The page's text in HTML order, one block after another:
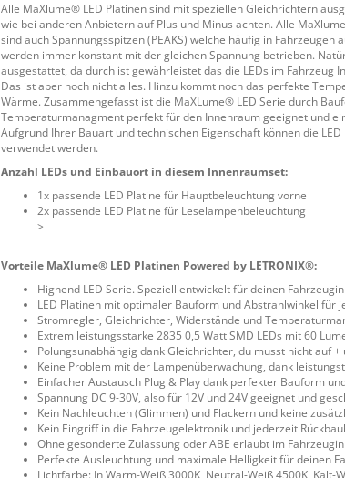
Alle MaXlume® LED Platinen sind mit speziellen Gleichrichtern
wie bei anderen Anbietern auf Plus und Minus achten. Alle
sind auch Spannungsspitzen (PEAKS) welche häufig in
werden immer konstant mit der gleichen Spannung betrieben.
ausgestattet, da durch ist gewährleistet das die LEDs im
Das ist aber noch nicht alles. Hinzu kommt noch das perfekte
Wärme. Zusammengefasst ist die MaXLume® LED Serie durch
Temperaturmanagment perfekt für den Innenraum geeignet und
Aufgrund Ihrer Bauart und technischen Eigenschaft können die
verwendet werden.
Anzahl LEDs und Einbauort in diesem Innenraumset:
1x passende LED Platine für Hauptbeleuchtung vorne
2x passende LED Platine für Leselampenbeleuchtung
>
Vorteile MaXlume® LED Platinen Powered by LETRONIX®:
Highend LED Serie. Speziell entwickelt für deinen
LED Platinen mit optimaler Bauform und Abstrahlwinkel für
Stromregler, Gleichrichter, Widerstände und
Extrem leistungsstarke 2835 0,5 Watt SMD LEDs mit 60
Polungsunabhängig dank Gleichrichter, du musst nicht auf +
Keine Problem mit der Lampenüberwachung, dank
Einfacher Austausch Plug & Play dank perfekter Bauform
Spannung DC 9-30V, also für 12V und 24V geeignet und
Kein Nachleuchten (Glimmen) und Flackern und keine
Kein Eingriff in die Fahrzeugelektronik und jederzeit
Ohne gesonderte Zulassung oder ABE erlaubt im
Perfekte Ausleuchtung und maximale Helligkeit für deinen
Lichtfarbe: In Warm-Weiß 3000K, Neutral-Weiß 4500K, Kalt-